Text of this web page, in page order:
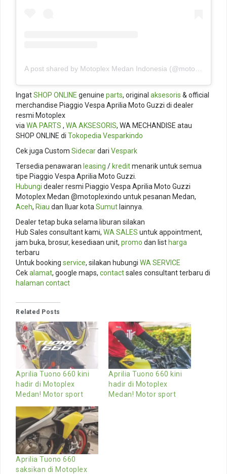
A post shared by Motoplex Medan Indonesia (@motoplexindo)
IngatSHOP ONLINE genuine parts, original aksesoris & official
merchandise Piaggio Vespa Aprilia Moto Guzzi di dealer
resmi Motoplex
viaWA PARTS , WA AKSESORIS, WA MECHANDISE atau
SHOP ONLINE di TokopediaVesparkindo
Cek juga Custom Sidecardari Vespark
Tersedia penawaran leasing / kreditmenarik untuk semua
tipe Piaggio Vespa Aprilia Moto Guzzi.
Hubungi dealer resmi Piaggio Vespa Aprilia Moto Guzzi
Motoplex Medan @motoplexindo untuk pesanan Medan,
Aceh, Riau dan lluar kotaSumut lainnya.
Dealer tetap buka selama liburan silakan
Hub Sales consultant kami, WA SALES untuk appointment,
jam buka, brosur, kesediaan unit, promo dan list harga
terbaru
Untuk booking service, silakan hubungi WA SERVICE
Cekalamat, google maps, contactsales consultant terbaru di
halaman contact
Related Posts
Aprilia Tuono 660 kini
hadir di Motoplex
Medan! Motor sport
Aprilia Tuono 660 kini
hadir di Motoplex
Medan! Motor sport
Aprilia Tuono 660
saksikan di Motoplex